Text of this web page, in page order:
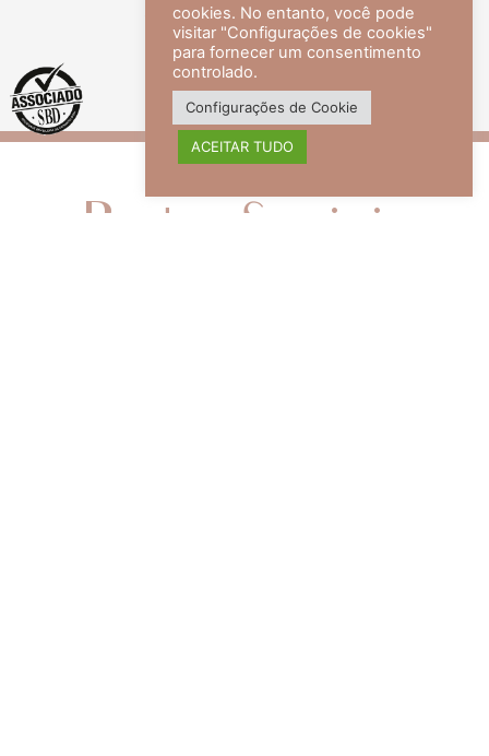
com título de especialista.
veja mais +
Redes Sociais
cookies. No entanto, você pode
visitar "Configurações de cookies"
para fornecer um consentimento
controlado.
Configurações de Cookie
ACEITAR TUDO